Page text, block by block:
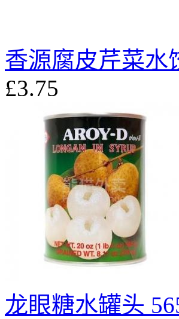
香源腐皮芹菜水
£3.75
龙眼糖水罐头